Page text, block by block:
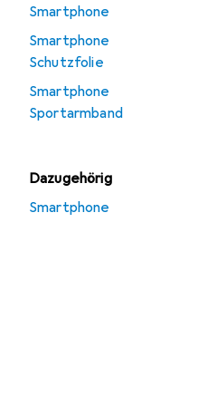
Smartphone
Smartphone
Schutzfolie
Smartphone
Sportarmband
Dazugehörig
Smartphone